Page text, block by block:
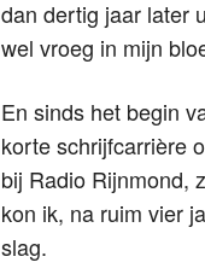
dan dertig jaar later
wel vroeg in mijn
En sinds het begin
korte schrijfcarrière
bij Radio Rijnmond,
kon ik, na ruim vier
slag.